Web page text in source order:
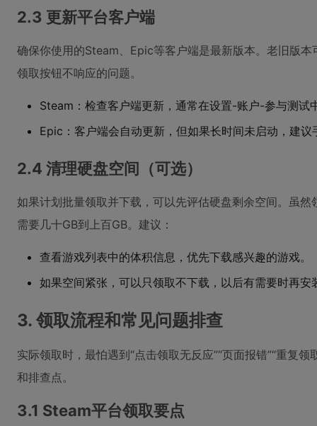
2.3 更新平台客户端
确保你使用的Steam、Epic等客户端是最新版本。老旧版
领取按钮不响应的问题。
Steam：检查客户端更新，通常在设置-账户-参与测试
Epic：客户端会自动更新，但如果长时间未启动，建议
2.4 清理硬盘空间（可选）
如果计划批量领取并下载，可以先评估硬盘剩余空间。虽
需要几十GB到上百GB。建议：
查看游戏列表中的体积信息，优先下载感兴趣的游戏。
如果空间紧张，可以只领取不下载，以后有需要时再安
3. 领取流程和常见问题排查
实际领取时，最怕遇到“点击领取无反应”“页面报错”“重复
和排查点。
3.1 Steam平台领取要点